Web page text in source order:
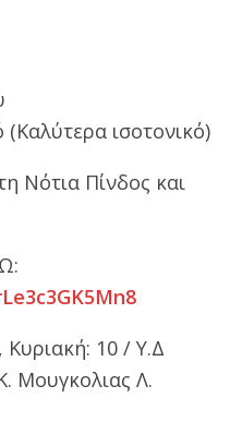
ισοτονικό)
Νότια Πίνδος και
10 / Υ.Δ
Μουγκολιας Λ.